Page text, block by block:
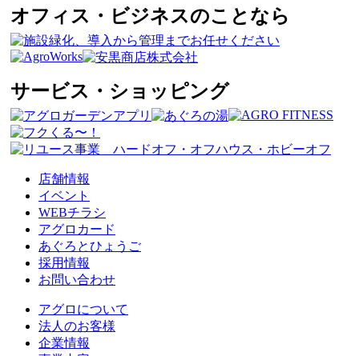
オフィス・ビジネスのことなら
サービス・ショッピング
店舗情報
イベント
WEBチラシ
アグロカード
あぐろとひょうご
採用情報
お問い合わせ
アグロについて
法人のお客様
企業情報